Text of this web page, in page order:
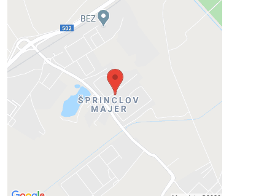
Externý obsah je blokovaný
Prajete si načítať externý obsah?
Povoliť tentokrát
Povoliť a zapamätať - súhlas s druhom
cookie: Funkčné
Otvoriť obsah v novom okne